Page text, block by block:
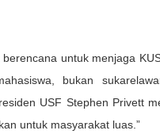
untuk menjaga
bukan
USF Stephen Privett
untuk masyarakat luas.”